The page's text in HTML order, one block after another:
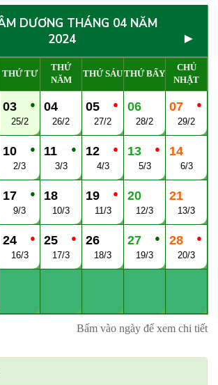
DƯƠNG THÁNG 04 NĂM
2024
►
THỨ TƯ
THỨ
NĂM
THỨ SÁUTHỨ BẨY
CHỦ
NHẬT
●
03
25/2
04
26/2
●
05
27/2
06
28/2
●
07
29/2
●
10
2/3
●
11
3/3
●
12
4/3
●
13
5/3
14
6/3
●
17
9/3
18
10/3
●
19
11/3
20
12/3
21
13/3
●
24
16/3
●
25
17/3
26
18/3
●
27
19/3
●
28
20/3
Bấm vào ngày để xem chi tiết